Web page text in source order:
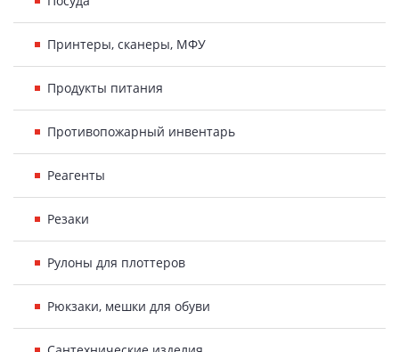
Принтеры, сканеры, МФУ
Продукты питания
Противопожарный инвентарь
Реагенты
Резаки
Рулоны для плоттеров
Рюкзаки, мешки для обуви